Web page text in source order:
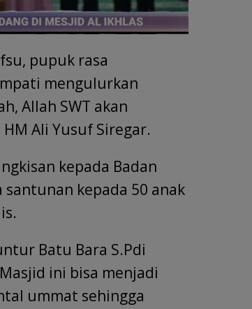
pupuk rasa
mengulurkan
Allah SWT akan
Ali Yusuf Siregar.
kepada Badan
santunan kepada 50 anak
Batu Bara S.Pdi
ini bisa menjadi
ummat sehingga